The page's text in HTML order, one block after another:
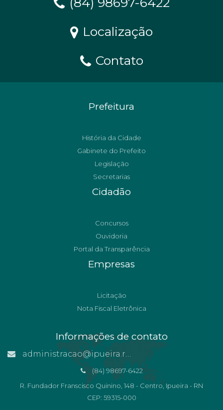
Localização
Contato
Prefeitura
História da Cidade
Gabinete do Prefeito
Legislação
Secretarias
Cidadão
Concursos
Ouvidoria
Portal da Transparência
Empresas
Licitação
Nota Fiscal Eletrônica
Informações de contato
administracao@ipueira.rn.gov.br
(84) 98697-6422
R. Fundador Franscisco Quinino, 148 - Centro, Ipueira - RN
CEP: 59315-000